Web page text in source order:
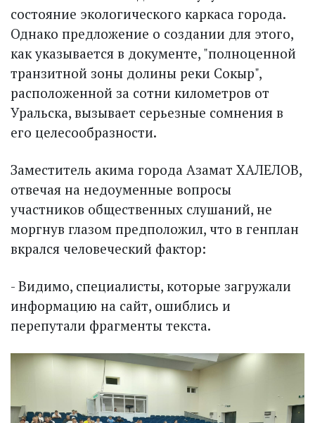
состояние экологического каркаса города.
Однако предложение о создании для этого,
как указывается в документе, "полноценной
транзитной зоны долины реки Сокыр",
расположенной за сотни километров от
Уральска, вызывает серьезные сомнения в
его целесообразности.
Заместитель акима города Азамат ХАЛЕЛОВ,
отвечая на недоуменные вопросы
участников общественных слушаний, не
моргнув глазом предположил, что в генплан
вкрался человеческий фактор:
- Видимо, специалисты, которые загружали
информацию на сайт, ошиблись и
перепутали фрагменты текста.